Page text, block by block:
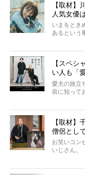
カエピソ
【取材】
人気女優
いまをとき
あるという
とりを目
愛がわたし
だかうれし
春奈さんと
小西がいつ
【スペシ
い人も「
はやとも
愛犬の旅立
前に知って
力をもつ
犬の旅立ち
インタビュ
識にも長け
「愛犬が
【取材
僧侶とし
お笑いコン
いじさん。